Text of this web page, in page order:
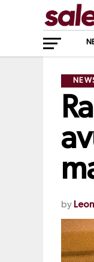
by